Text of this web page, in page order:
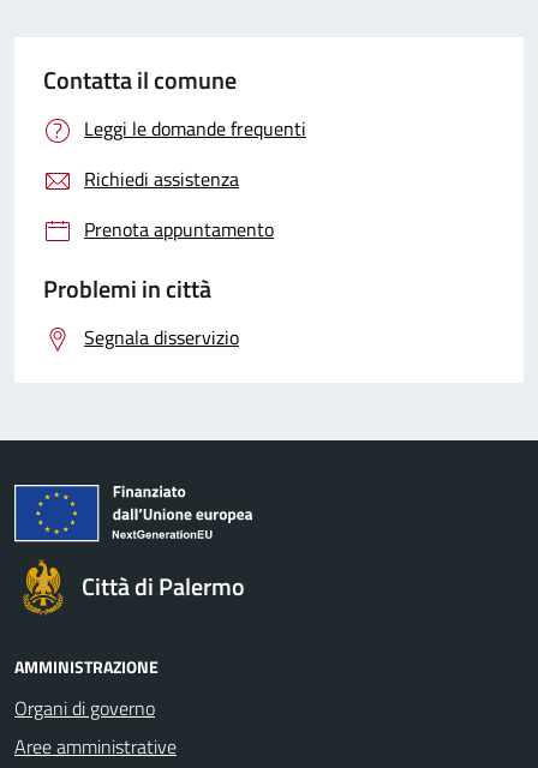
Contatta il comune
Leggi le domande frequenti
Richiedi assistenza
Prenota appuntamento
Problemi in città
Segnala disservizio
Città di Palermo
AMMINISTRAZIONE
Organi di governo
Aree amministrative